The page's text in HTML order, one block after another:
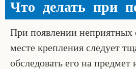
Что делать при
При появлении
месте крепления следует
обследовать его на предмет